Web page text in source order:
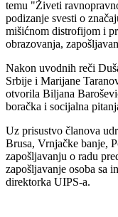
temu "Živeti
podizanje svesti o
mišićnom distrofijom i
obrazovanja,
Nakon uvodnih reči
Srbije i Marijane
otvorila Biljana
boračka i socijalna
Uz prisustvo članova
Brusa, Vrnjačke banje,
zapošljavanju o radu
zapošljavanje osoba sa
direktorka UIPS-a.